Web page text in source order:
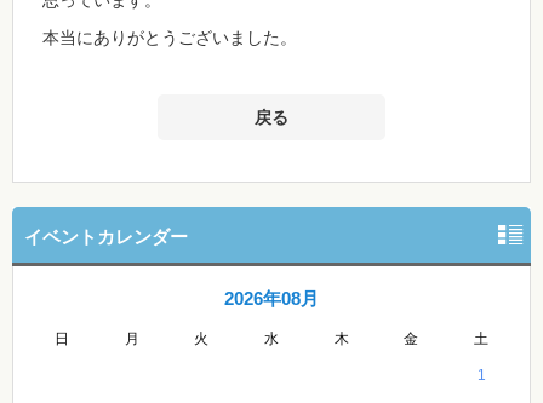
本当にありがとうございました。
戻る
イベントカレンダー
2026年08月
日 月 火 水 木 金 土
1